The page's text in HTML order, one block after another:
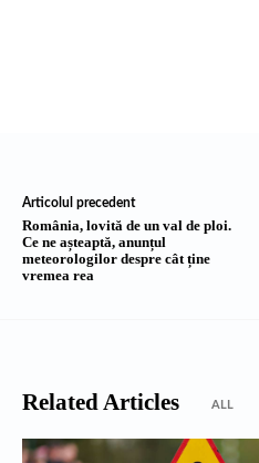
Articolul precedent
România, lovită de un val de ploi.
Ce ne așteaptă, anunțul
meteorologilor despre cât ține
vremea rea
Related Articles ALL